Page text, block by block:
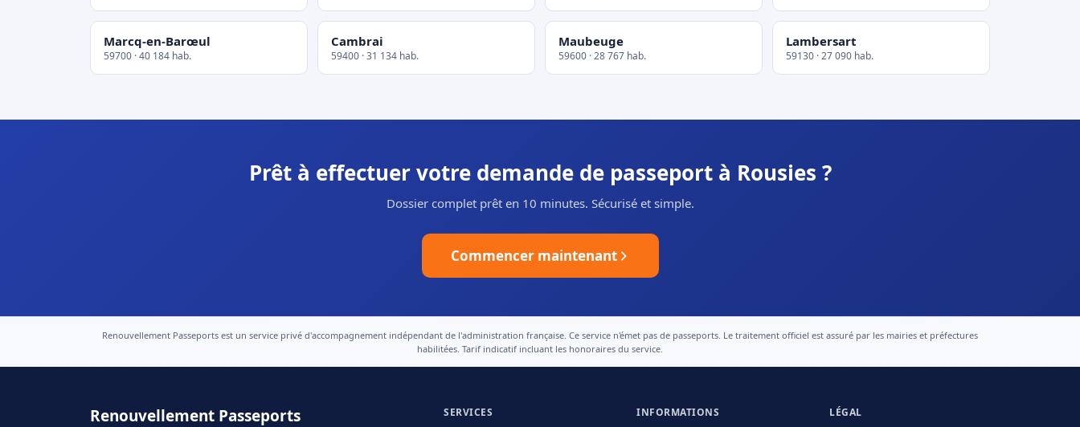
Marcq-en-Barœul
59700 · 40 184 hab.
Cambrai
59400 · 31 134 hab.
Maubeuge
59600 · 28 767 hab.
Lambersart
59130 · 27 090 hab.
Prêt à effectuer votre demande de passeport à Rousies ?
Dossier complet prêt en 10 minutes. Sécurisé et simple.
Commencer maintenant
Renouvellement Passeports est un service privé d'accompagnement indépendant de l'administration française. Ce service n'émet pas de passeports. Le traitement officiel est assuré par les mairies et préfectures
habilitées. Tarif indicatif incluant les honoraires du service.
Renouvellement Passeports SERVICES INFORMATIONS LÉGAL